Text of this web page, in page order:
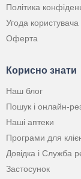
Політика
Угода користувача
Оферта
Корисно знати
Наш блог
Пошук і онлайн-
Наші аптеки
Програми для
Довідка і Служба
Застосунок